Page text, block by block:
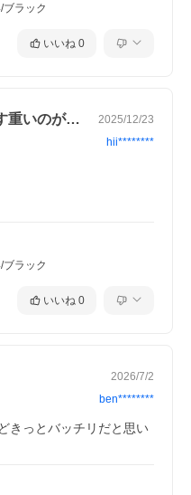
ラック
いいね 0
クッション、とてもいいです重いのがちょ… 2025/12/23
hii********
ラック
いいね 0
2026/7/2
ben********
きっとバッチリだと思い